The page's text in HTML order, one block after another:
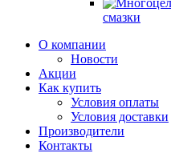
смазки
О компании
Новости
Акции
Как купить
Условия оплаты
Условия доставки
Производители
Контакты